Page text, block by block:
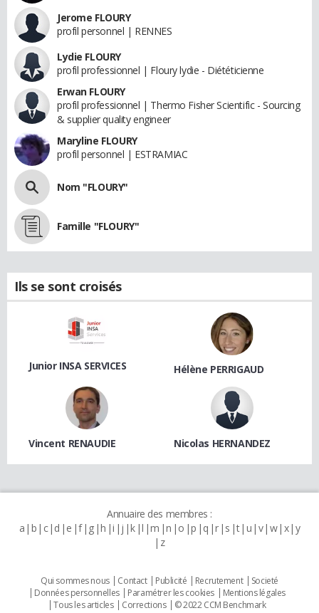
Jerome FLOURY
profil personnel | RENNES
Lydie FLOURY
profil professionnel | Floury lydie - Diététicienne
Erwan FLOURY
profil professionnel | Thermo Fisher Scientific - Sourcing
& supplier quality engineer
Maryline FLOURY
profil personnel | ESTRAMIAC
Nom "FLOURY"
Famille "FLOURY"
Ils se sont croisés
Junior INSA SERVICES Hélène PERRIGAUD
Vincent RENAUDIE Nicolas HERNANDEZ
Annuaire des membres :
a b c d e f g h i j k l m n o p q r s t u v w x y
z
Qui sommes nous Contact Publicité Recrutement
Societé
Données personnelles
Paramétrer les cookies
Mentions légales
Tous les articles
Corrections © 2022 CCM Benchmark